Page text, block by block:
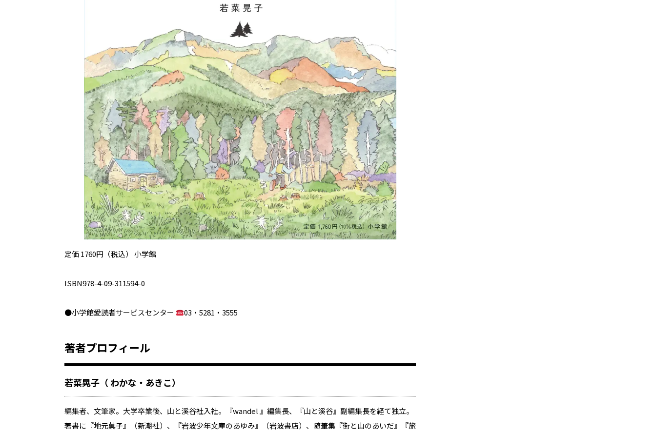
定価 1760円（税込） 小学館
ISBN978-4-09-311594-0
●小学館愛読者サービスセンター 03・5281・3555
著者プロフィール
若菜晃子（ わかな・あきこ）
編集者、文筆家。大学卒業後、山と溪谷社入社。『wandel 』編集長、『山と溪谷』副編集長を経て独立。
著書に『地元菓子』（新潮社）、『岩波少年文庫のあゆみ』（岩波書店）、随筆集『街と山のあいだ』『旅